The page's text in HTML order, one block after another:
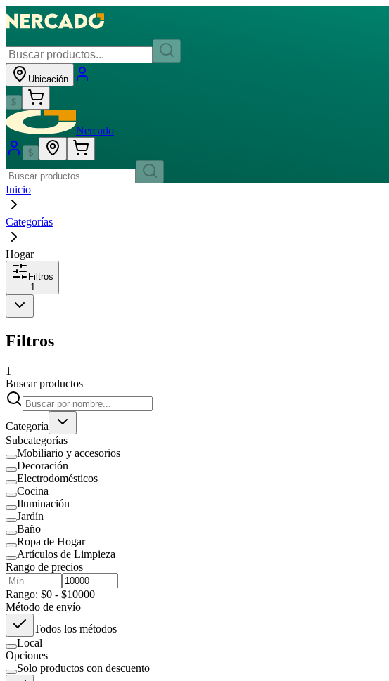
Ubicación
$
Nercado
$
Inicio
Categorías
Hogar
Filtros
1
Filtros
1
Buscar productos
Categoría
Subcategorías
Mobiliario y accesorios
Decoración
Electrodomésticos
Cocina
Iluminación
Jardín
Baño
Ropa de Hogar
Artículos de Limpieza
Rango de precios
Rango: $0 - $10000
Método de envío
Todos los métodos
Local
Opciones
Solo productos con descuento